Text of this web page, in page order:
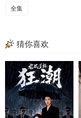
全集
猜你喜欢